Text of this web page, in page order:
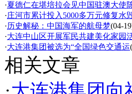
·夏德仁在堪培拉会见中国驻澳大使
·庄河市累计投入5000多万元修复水
·历史解秘：中国海军的航母梦(04-
·大连中山区开展军民共建美化家园
·大连港集团被选为“全国绿色交通运
相关文章